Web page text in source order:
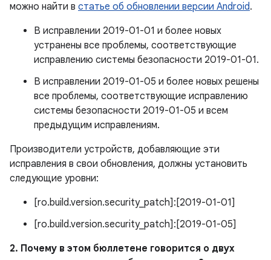
можно найти в статье об обновлении версии Android.
В исправлении 2019-01-01 и более новых
устранены все проблемы, соответствующие
исправлению системы безопасности 2019-01-01.
В исправлении 2019-01-05 и более новых решены
все проблемы, соответствующие исправлению
системы безопасности 2019-01-05 и всем
предыдущим исправлениям.
Производители устройств, добавляющие эти
исправления в свои обновления, должны установить
следующие уровни:
[ro.build.version.security_patch]:[2019-01-01]
[ro.build.version.security_patch]:[2019-01-05]
2. Почему в этом бюллетене говорится о двух